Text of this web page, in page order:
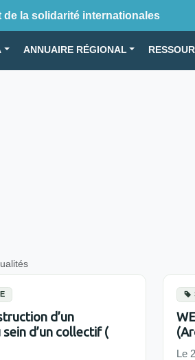
de la solidarité internationales
ANNUAIRE RÉGIONAL
d’un
d’un collectif (
Le